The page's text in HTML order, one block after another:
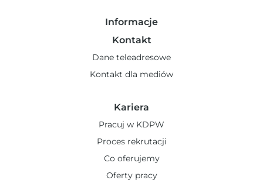
Informacje
Kontakt
Dane teleadresowe
Kontakt dla mediów
Kariera
Pracuj w KDPW
Proces rekrutacji
Co oferujemy
Oferty pracy